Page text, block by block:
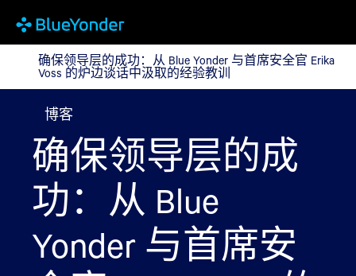
确保领导层的成功：从 Blue Yonder 与首席安全官 Erika
确保领导层的成功：从 Blue Yonder 与首席安全官 Erika
Voss 的炉边谈话中汲取的经验教训
博客
确保领导层的成
功：从 Blue
Yonder 与首席安